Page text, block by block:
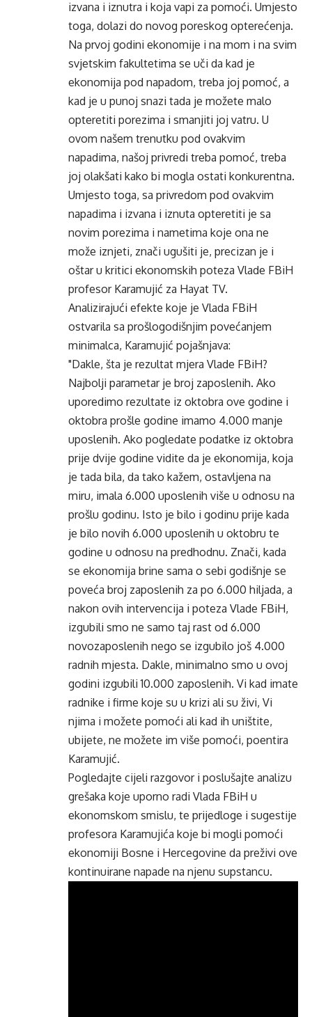
izvana i iznutra i koja vapi za pomoći. Umjesto
toga, dolazi do novog poreskog opterećenja.
Na prvoj godini ekonomije i na mom i na svim
svjetskim fakultetima se uči da kad je
ekonomija pod napadom, treba joj pomoć, a
kad je u punoj snazi tada je možete malo
opteretiti porezima i smanjiti joj vatru. U
ovom našem trenutku pod ovakvim
napadima, našoj privredi treba pomoć, treba
joj olakšati kako bi mogla ostati konkurentna.
Umjesto toga, sa privredom pod ovakvim
napadima i izvana i iznuta opteretiti je sa
novim porezima i nametima koje ona ne
može iznjeti, znači ugušiti je, precizan je i
oštar u kritici ekonomskih poteza Vlade FBiH
profesor Karamujić za Hayat TV.
Analizirajući efekte koje je Vlada FBiH
ostvarila sa prošlogodišnjim povećanjem
minimalca, Karamujić pojašnjava:
"Dakle, šta je rezultat mjera Vlade FBiH?
Najbolji parametar je broj zaposlenih. Ako
uporedimo rezultate iz oktobra ove godine i
oktobra prošle godine imamo 4.000 manje
uposlenih. Ako pogledate podatke iz oktobra
prije dvije godine vidite da je ekonomija, koja
je tada bila, da tako kažem, ostavljena na
miru, imala 6.000 uposlenih više u odnosu na
prošlu godinu. Isto je bilo i godinu prije kada
je bilo novih 6.000 uposlenih u oktobru te
godine u odnosu na predhodnu. Znači, kada
se ekonomija brine sama o sebi godišnje se
poveća broj zaposlenih za po 6.000 hiljada, a
nakon ovih intervencija i poteza Vlade FBiH,
izgubili smo ne samo taj rast od 6.000
novozaposlenih nego se izgubilo još 4.000
radnih mjesta. Dakle, minimalno smo u ovoj
godini izgubili 10.000 zaposlenih. Vi kad imate
radnike i firme koje su u krizi ali su živi, Vi
njima i možete pomoći ali kad ih uništite,
ubijete, ne možete im više pomoći, poentira
Karamujić.
Pogledajte cijeli razgovor i poslušajte analizu
grešaka koje uporno radi Vlada FBiH u
ekonomskom smislu, te prijedloge i sugestije
profesora Karamujića koje bi mogli pomoći
ekonomiji Bosne i Hercegovine da preživi ove
kontinuirane napade na njenu supstancu.